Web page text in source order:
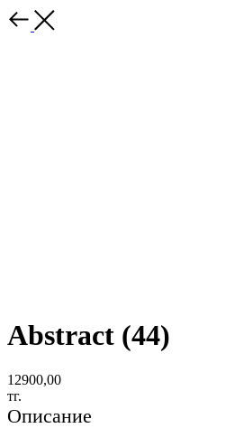
Abstract (44)
12900,00
тг.
Описание